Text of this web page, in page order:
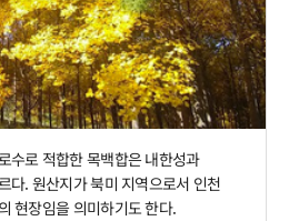
수로 적합한 목백합은 내한성과
다. 원산지가 북미 지역으로서 인천
현장임을 의미하기도 한다.